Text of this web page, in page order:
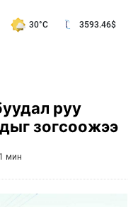
30°C 3593.46$
руу
зогсоожээ
1 мин